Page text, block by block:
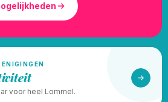
voor heel Lommel.